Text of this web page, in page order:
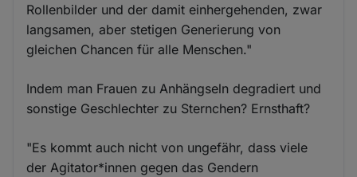
Rollenbilder und der damit einhergehenden, zwar
langsamen, aber stetigen Generierung von
gleichen Chancen für alle Menschen."
Indem man Frauen zu Anhängseln degradiert und
sonstige Geschlechter zu Sternchen? Ernsthaft?
"Es kommt auch nicht von ungefähr, dass viele
der Agitator*innen gegen das Gendern